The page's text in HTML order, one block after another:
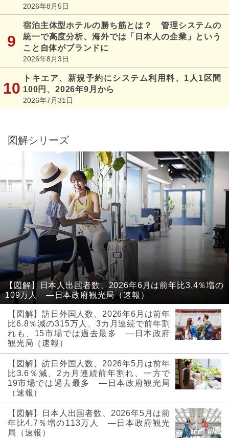
2026年8月5日
宿泊主体型ホテルの勝ち筋とは？ 管理システムの
統一で高度分析、海外では「日本人の企業」という
こと自体がブランドに
2026年8月3日
トキエア、新規予約にシステム利用料、1人1区間
100円、2026年9月から
2026年7月31日
図解シリーズ
【図解】日本人出国者数、2026年6月は前年比3.4％増の
109万人 ―日本政府観光局（速報）
【図解】訪日外国人数、2026年6月は前年
比6.8％減の315万人、3カ月連続で前年割
れも、15市場では過去最多 ―日本政府
観光局（速報）
【図解】訪日外国人数、2026年5月は前年
比3.6％減、2カ月連続前年割れ、一方で
19市場では過去最多 ―日本政府観光局
（速報）
【図解】日本人出国者数、2026年5月は前
年比4.7％増の113万人 ―日本政府観光
局（速報）